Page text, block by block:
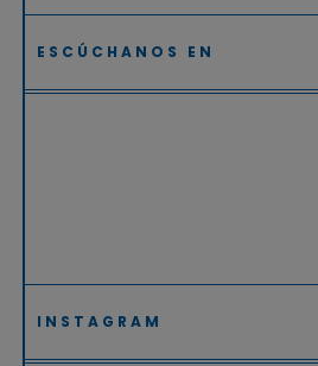
ESCÚCHANOS EN
INSTAGRAM